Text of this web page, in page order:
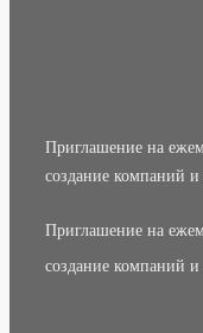
Приглашение на
создание компаний
Приглашение на
создание компаний